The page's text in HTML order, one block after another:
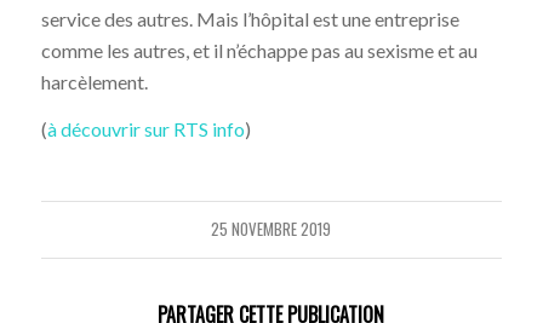
service des autres. Mais l’hôpital est une entreprise
comme les autres, et il n’échappe pas au sexisme et au
harcèlement.
(à découvrir sur RTS info)
25 NOVEMBRE 2019
PARTAGER CETTE PUBLICATION